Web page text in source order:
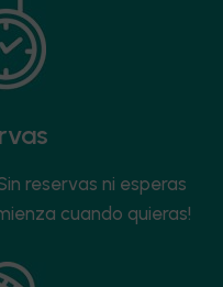
reservas ni esperas
cuando quieras!